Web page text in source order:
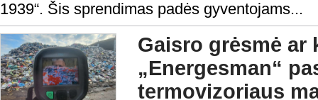
1939“. Šis sprendimas padės gyventojams...
Gaisro grėsmė
„Energesman“
termovizoriaus